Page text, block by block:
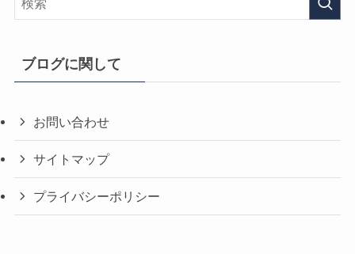
ブログに関して
お問い合わせ
サイトマップ
プライバシーポリシー